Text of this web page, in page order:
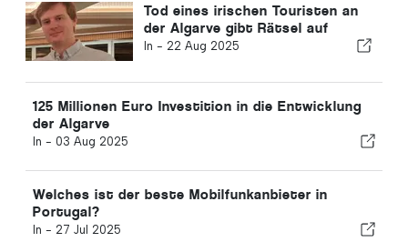
Tod eines irischen Touristen an
der Algarve gibt Rätsel auf
In - 22 Aug 2025
125 Millionen Euro Investition in die Entwicklung
der Algarve
In - 03 Aug 2025
Welches ist der beste Mobilfunkanbieter in
Portugal?
In - 27 Jul 2025